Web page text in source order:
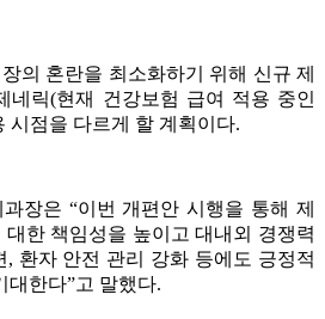
의 혼란을 최소화하기 위해 신규 제
네릭(현재 건강보험 급여 적용 중인
시점을 다르게 할 계획이다.
장은 “이번 개편안 시행을 통해 제
한 책임성을 높이고 대내외 경쟁력
, 환자 안전 관리 강화 등에도 긍정적
대한다”고 말했다.